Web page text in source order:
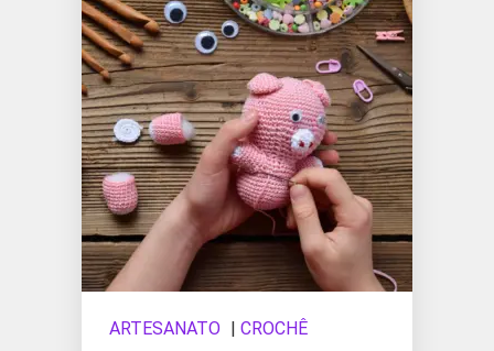
ARTESANATO | CROCHÊ